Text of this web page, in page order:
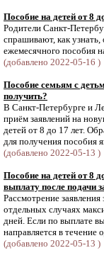
Пособие на детей от 8
Родители Санкт-
спрашивают, как
ежемесячного пособия
(добавлено 2022-05-16 )
Пособие семьям с
получить?
В Санкт-Петербурге и
приём заявлений на
детей от 8 до 17 лет.
для получения пособия
(добавлено 2022-05-13 )
Пособие на детей от 8
выплату после подачи
Рассмотрение
отдельных случаях
дней. Если по выплате
направляется в течение
(добавлено 2022-05-13 )